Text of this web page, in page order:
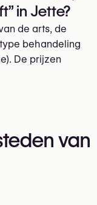
in Jette?
de arts, de
behandeling
De prijzen
van